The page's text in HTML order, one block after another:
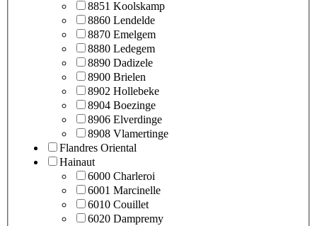
8851 Koolskamp
8860 Lendelde
8870 Emelgem
8880 Ledegem
8890 Dadizele
8900 Brielen
8902 Hollebeke
8904 Boezinge
8906 Elverdinge
8908 Vlamertinge
Flandres Oriental
Hainaut
6000 Charleroi
6001 Marcinelle
6010 Couillet
6020 Dampremy